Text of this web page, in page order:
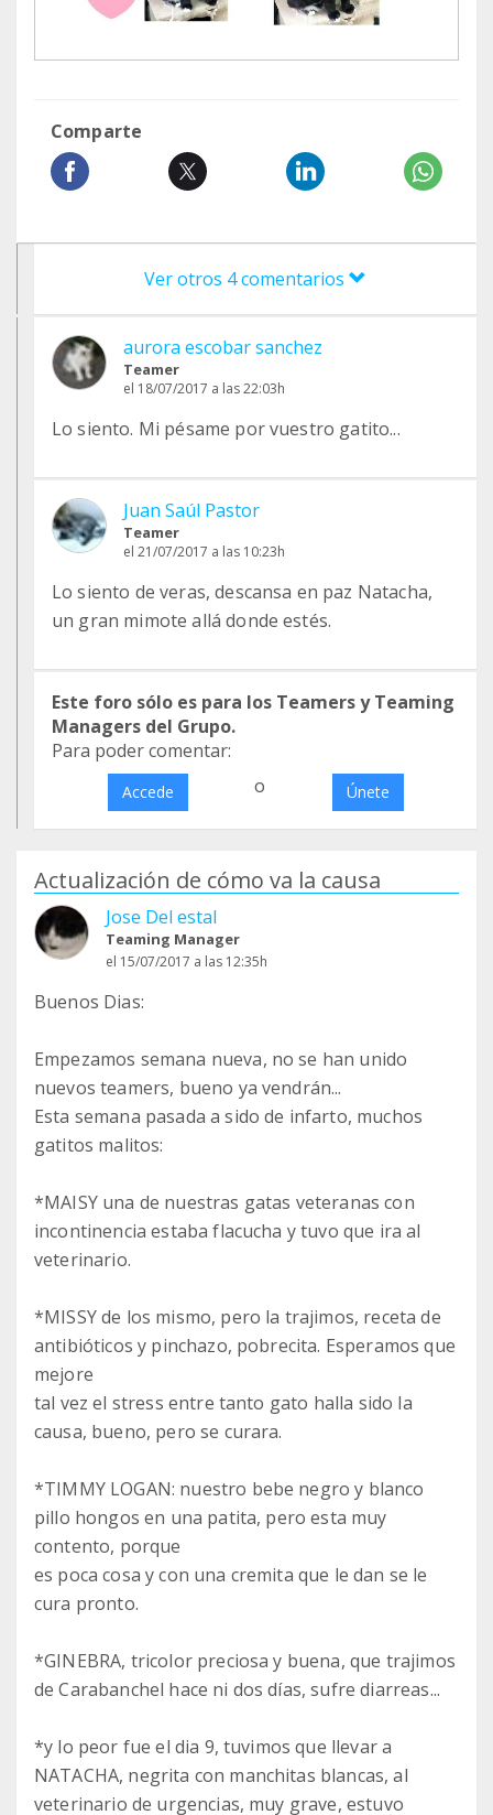
Comparte
Ver otros 4 comentarios
aurora escobar sanchez
Teamer
el 18/07/2017 a las 22:03h
Lo siento. Mi pésame por vuestro gatito...
Juan Saúl Pastor
Teamer
el 21/07/2017 a las 10:23h
Lo siento de veras, descansa en paz Natacha,
un gran mimote allá donde estés.
Este foro sólo es para los Teamers y Teaming
Managers del Grupo.
Para poder comentar:
Accede o Únete
Actualización de cómo va la causa
Jose Del estal
Teaming Manager
el 15/07/2017 a las 12:35h
Buenos Dias:
Empezamos semana nueva, no se han unido
nuevos teamers, bueno ya vendrán...
Esta semana pasada a sido de infarto, muchos
gatitos malitos:
*MAISY una de nuestras gatas veteranas con
incontinencia estaba flacucha y tuvo que ira al
veterinario.
*MISSY de los mismo, pero la trajimos, receta de
antibióticos y pinchazo, pobrecita. Esperamos que
mejore
tal vez el stress entre tanto gato halla sido la
causa, bueno, pero se curara.
*TIMMY LOGAN: nuestro bebe negro y blanco
pillo hongos en una patita, pero esta muy
contento, porque
es poca cosa y con una cremita que le dan se le
cura pronto.
*GINEBRA, tricolor preciosa y buena, que trajimos
de Carabanchel hace ni dos días, sufre diarreas...
*y lo peor fue el dia 9, tuvimos que llevar a
NATACHA, negrita con manchitas blancas, al
veterinario de urgencias, muy grave, estuvo